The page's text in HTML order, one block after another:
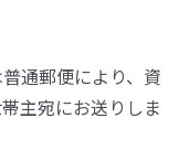
通郵便により、資
主宛にお送りしま